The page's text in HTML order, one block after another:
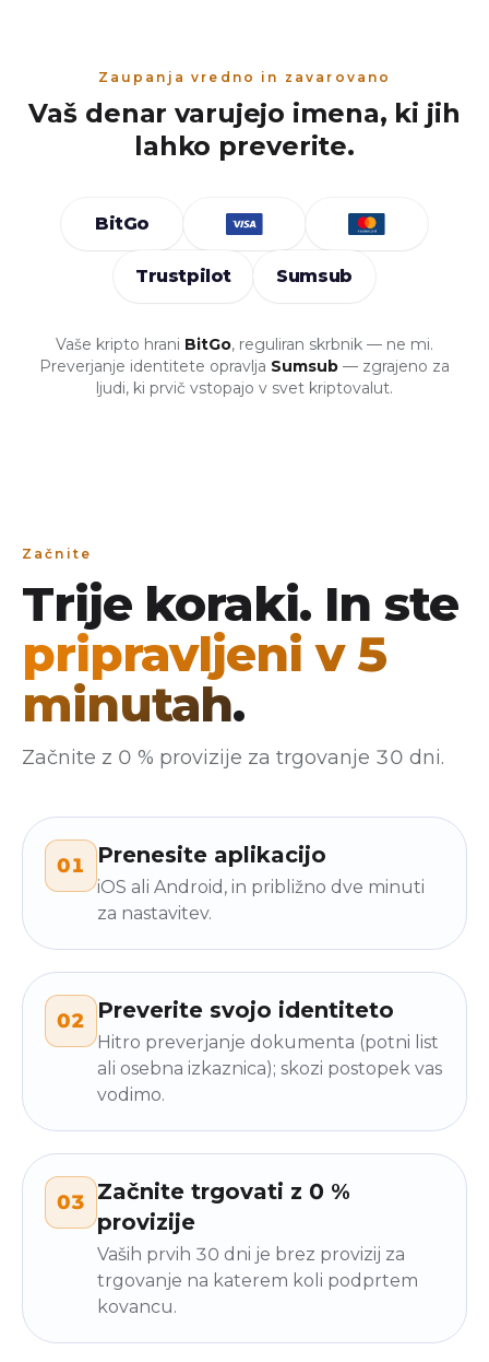
Zaupanja vredno in zavarovano
Vaš denar varujejo imena, ki jih
lahko preverite.
BitGo
Trustpilot Sumsub
Vaše kripto hrani BitGo, reguliran skrbnik — ne mi.
Preverjanje identitete opravlja Sumsub — zgrajeno za
ljudi, ki prvič vstopajo v svet kriptovalut.
Začnite
Trije koraki. In ste
pripravljeni v 5
minutah.
Začnite z 0 % provizije za trgovanje 30 dni.
01 Prenesite aplikacijo
iOS ali Android, in približno dve minuti
za nastavitev.
02 Preverite svojo identiteto
Hitro preverjanje dokumenta (potni list
ali osebna izkaznica); skozi postopek vas
vodimo.
03 Začnite trgovati z 0 %
provizije
Vaših prvih 30 dni je brez provizij za
trgovanje na katerem koli podprtem
kovancu.